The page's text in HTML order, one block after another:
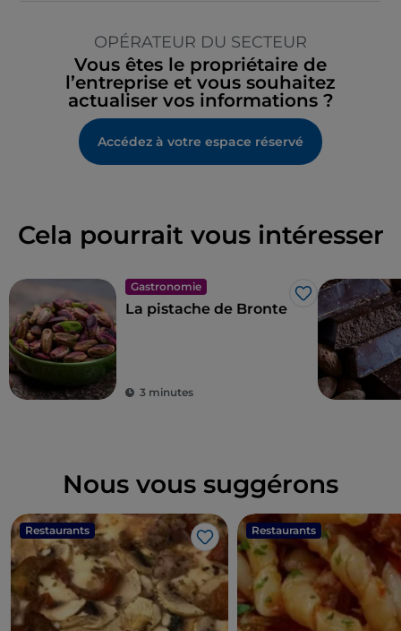
OPÉRATEUR DU SECTEUR
Vous êtes le propriétaire de
l’entreprise et vous souhaitez
actualiser vos informations ?
Accédez à votre espace réservé
Cela pourrait vous intéresser
Gastronomie
J’aime
La pistache de Bronte
3 minutes
Nous vous suggérons
Restaurants
J’aime
Restaurants